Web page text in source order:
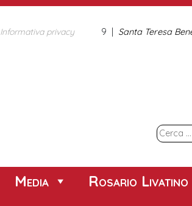
Informativa privacy Santa Teresa
9
Ricerca
Media
Rosario Livatino